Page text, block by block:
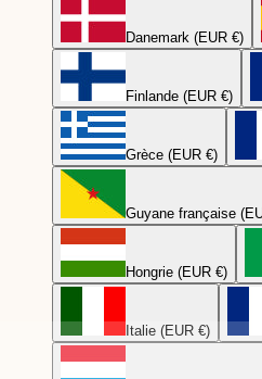
Danemark (EUR €)
Finlande (EUR €)
Grèce (EUR €)
Guyane française
Hongrie (EUR €)
Italie (EUR €)